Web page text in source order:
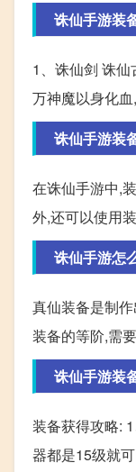
诛仙手游装
1、诛仙剑 诛
万神魔以身化
诛仙手游装
在诛仙手游中,
外,还可以使用
诛仙手游怎
真仙装备是制
装备的等阶,需
诛仙手游装
装备获得攻略:
器都是15级就可